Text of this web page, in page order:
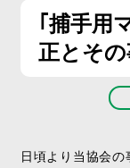
｢捕手用
正とそ
日頃より当協会の